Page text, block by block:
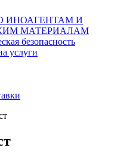
ИНОАГЕНТАМ И
МАТЕРИАЛАМ
безопасность
услуги